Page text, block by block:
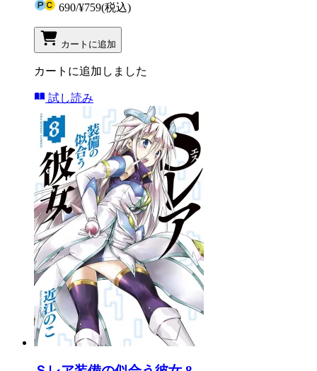
690/¥759(税込)
カートに追加
カートに追加しました
試し読み